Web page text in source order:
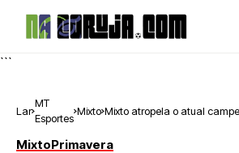
```
Lar
MT
Esportes
Mixto Mixto atropela o atual
MixtoPrimavera